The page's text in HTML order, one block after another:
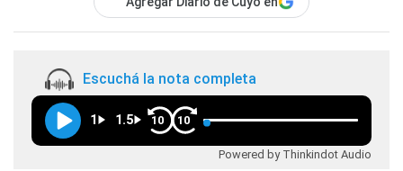
Escuchá la nota completa
1 1.5 10 10
Powered by Thinkindot Audio